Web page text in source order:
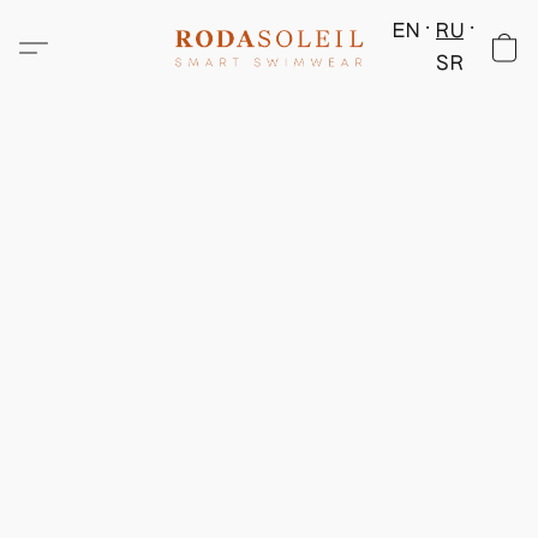
EN
RU
SR